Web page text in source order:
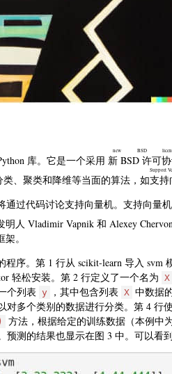
库。它是一个采用 新 BSD 许可
new BSD
、聚类和降维等当面的算法，如支持
Support
通过代码讨论支持向量机。支持向量
人 Vladimir Vapnik 和 Alexey
。
序。第 1 行从 scikit-learn 导入 svm
轻松安装。第 2 行定义了一个名为 X
个列表 y ，其中包含列表 X 中数据
多个类别的数据进行分类。第 4 行
方法，根据给定的训练数据（本例中
测的结果也显示在图 3 中。可以看